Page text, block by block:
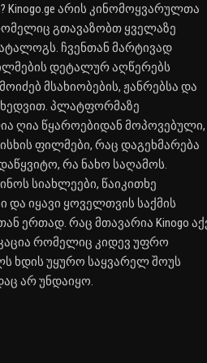
Kinogo.ge არის კინომოყვარულთა
გთავაზობთ ყველაზე
ჩვენთან მარტივად
დეტალურ აღწერებს
მსახიობების, ჟანრებსა და
პლატფორმაზე
ღია წყაროებიდან მოპოვებული,
ფილმები, რაც დაგეხმარება
რა ნახო საღამოს.
სიახლეები, წაიკითხე
და იყავი ყოველთვის საქმის
ერთად. რაც მთავარია Kinogo
რომელიც კიდევ უფრო
ხდის უყურო საყვარელ შოუს
არ უნდაიყო.